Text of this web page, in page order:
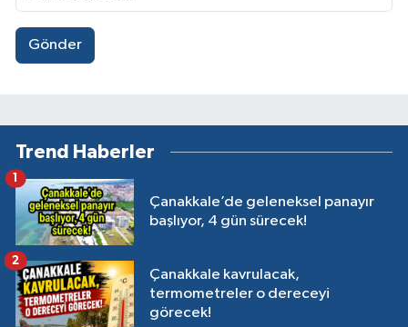
Gönder
Trend Haberler
Çanakkale’de geleneksel panayır
başlıyor, 4 gün sürecek!
1
Çanakkale kavrulacak,
termometreler o dereceyi
görecek!
2